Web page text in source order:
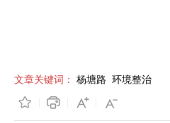
文章关键词： 杨塘路 环境整治